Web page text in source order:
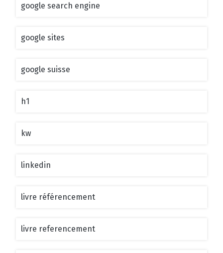
google search engine
google sites
google suisse
h1
kw
linkedin
livre référencement
livre referencement